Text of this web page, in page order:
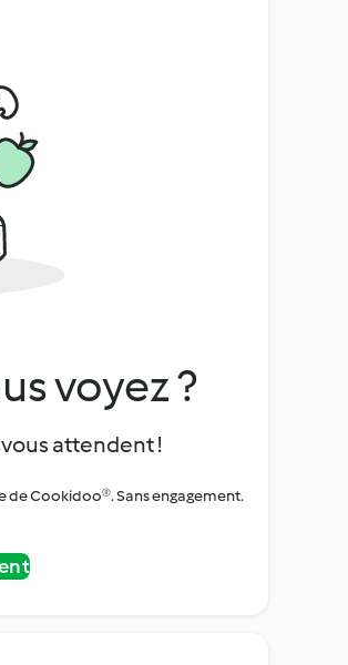
voyez ?
attendent !
de Cookidoo®. Sans engagement.